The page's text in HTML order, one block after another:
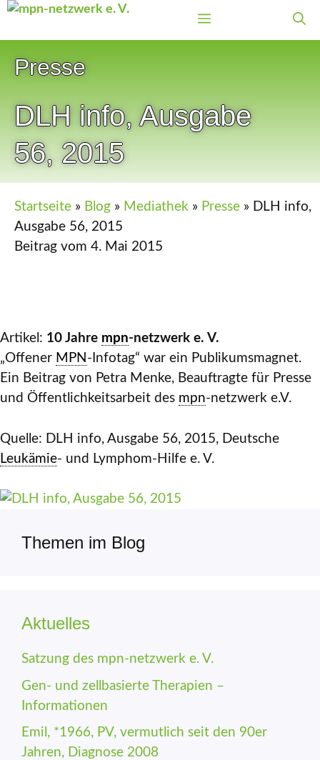
Zum
Menü
Presse
DLH info, Ausgabe
56, 2015
Startseite » Blog » Mediathek » Presse » DLH info,
Ausgabe 56, 2015
Beitrag vom 4. Mai 2015
Artikel: 10 Jahre mpn-netzwerk e. V.
„Offener MPN -Infotag“ war ein Publikumsmagnet.
Ein Beitrag von Petra Menke, Beauftragte für Presse
und Öffentlichkeitsarbeit des mpn-netzwerk e.V.
Quelle: DLH info, Ausgabe 56, 2015, Deutsche
Leukämie- und Lymphom-Hilfe e. V.
Themen im Blog
Aktuelles
Satzung des mpn-netzwerk e. V.
Gen- und zellbasierte Therapien –
Informationen
Emil, *1966, PV, vermutlich seit den 90er
Jahren, Diagnose 2008